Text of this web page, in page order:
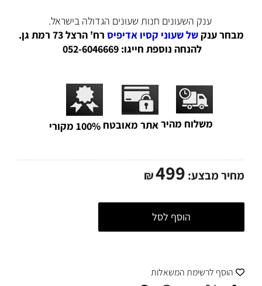
ענק השעונים חנות שעונים הגדולה בישראל.
מבחר ענקשל שעוני קסיו אדיפיס רח' הרצל 73 רמת גן.
להנחה נוספת חייגו: 052-6046669
משלוח מהיראתר מאובטח 100% מקורי
מחיר מבצע: ₪499
הוסף לסל
הוסף לרשימת המשאלות